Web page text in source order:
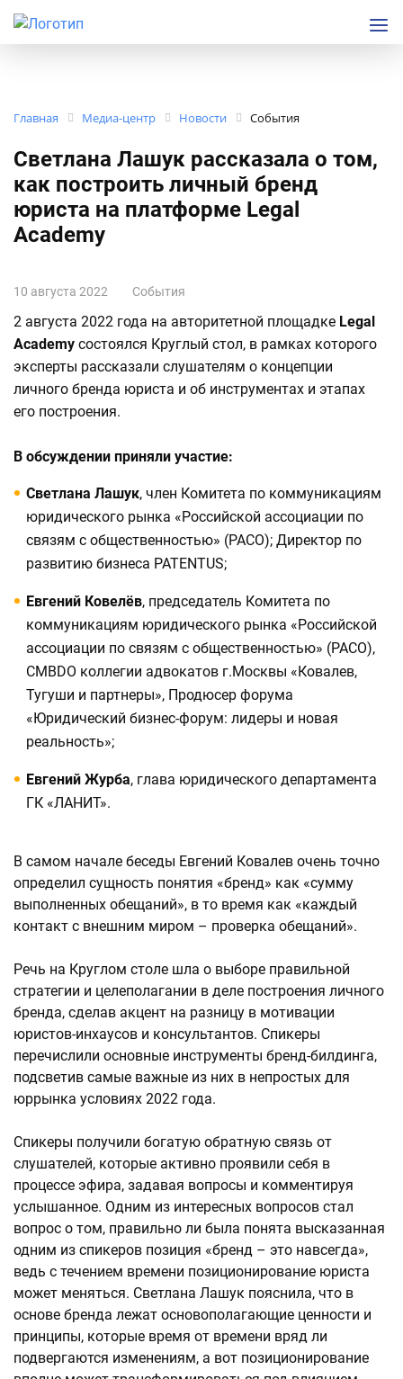
Главная Медиа-центр Новости События
Светлана Лашук рассказала о том,
как построить личный бренд
юриста на платформе Legal
Academy
10 августа 2022 События
2 августа 2022 года на авторитетной площадке Legal
Academy состоялся Круглый стол, в рамках которого
эксперты рассказали слушателям о концепции
личного бренда юриста и об инструментах и этапах
его построения.
В обсуждении приняли участие:
Светлана Лашук, член Комитета по коммуникациям
юридического рынка «Российской ассоциации по
связям с общественностью» (РАСО); Директор по
развитию бизнеса PATENTUS;
Евгений Ковелёв, председатель Комитета по
коммуникациям юридического рынка «Российской
ассоциации по связям с общественностью» (РАСО),
CMBDO коллегии адвокатов г.Москвы «Ковалев,
Тугуши и партнеры», Продюсер форума
«Юридический бизнес-форум: лидеры и новая
реальность»;
Евгений Журба, глава юридического департамента
ГК «ЛАНИТ».
В самом начале беседы Евгений Ковалев очень точно
определил сущность понятия «бренд» как «сумму
выполненных обещаний», в то время как «каждый
контакт с внешним миром – проверка обещаний».
Речь на Круглом столе шла о выборе правильной
стратегии и целеполагании в деле построения личного
бренда, сделав акцент на разницу в мотивации
юристов-инхаусов и консультантов. Спикеры
перечислили основные инструменты бренд-билдинга,
подсветив самые важные из них в непростых для
юррынка условиях 2022 года.
Спикеры получили богатую обратную связь от
слушателей, которые активно проявили себя в
процессе эфира, задавая вопросы и комментируя
услышанное. Одним из интересных вопросов стал
вопрос о том, правильно ли была понята высказанная
одним из спикеров позиция «бренд – это навсегда»,
ведь с течением времени позиционирование юриста
может меняться. Светлана Лашук пояснила, что в
основе бренда лежат основополагающие ценности и
принципы, которые время от времени вряд ли
подвергаются изменениям, а вот позиционирование